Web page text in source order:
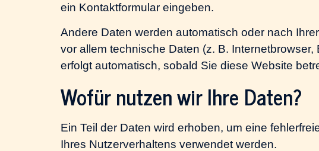
ein Kontaktformular eingeben.
Andere Daten werden automatisch oder nach
vor allem technische Daten (z. B.
erfolgt automatisch, sobald Sie diese Website
Wofür nutzen wir Ihre Daten?
Ein Teil der Daten wird erhoben, um eine
Ihres Nutzerverhaltens verwendet werden.